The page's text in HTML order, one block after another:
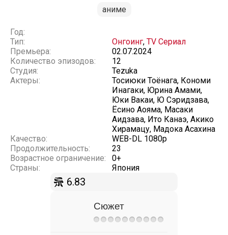
аниме
Год:
Тип:
Онгоинг, TV Сериал
Премьера:
02.07.2024
Количество эпизодов:
12
Студия:
Tezuka
Актеры:
Тосиюки Тоёнага, Кономи
Инагаки, Юрина Амами,
Юки Вакаи, Ю Сэридзава,
Ёсино Аояма, Масаки
Аидзава, Ито Канаэ, Акико
Хирамацу, Мадока Асахина
Качество:
WEB-DL 1080p
Продолжительность:
23
Возрастное ограничение:
0+
Страны:
Япония
6.83
Сюжет